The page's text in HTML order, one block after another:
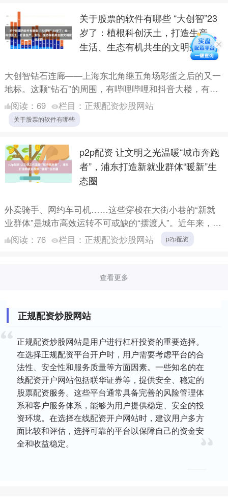
关于股票的软件有哪些 “大创智”23
岁了：植根科创沃土，打造生产、
生活、生态有机共生的文明家园
大创智钻石连廊——上海东北角继五角场彩蛋之后的又一
地标。这颗“钻石”的周围，有哔哩哔哩和抖音大楼，有由
丘成桐院士担任首任理事长的上海数学与交叉学科研究院
以及香港....
阅读： 69 栏目： 正规配资炒股网站
关于股票的软件有哪些
p2p配资 让文明之光温暖“城市奔跑
者”，浦东打造新就业群体“暖新”生
态圈
外卖骑手、网约车司机……这些穿梭在大街小巷的“新就
业群体”是城市高效运转不可或缺的“摆渡人”。近年来，浦
东新区深入践行“人民城市人民建，人民城市为人民”理
阅读： 76 栏目： 正规配资炒股网站 p2p配资
查看更多
正规配资炒股网站
正规配资炒股网站是用户进行杠杆投资的重要选择。
在选择正规配资平台开户时，用户需要考虑平台的合
法性、安全性和服务质量等方面因素。一些知名的在
线配资开户网站包括联华证券等，提供安全、稳定的
股票配资服务。这些平台通常具备完善的风险管理体
系和客户服务体系，能够为用户提供稳定、安全的投
资环境。在选择在线配资开户网站时，建议用户多方
面比较和评估，选择可靠的平台以保障自己的资金安
全和收益稳定。